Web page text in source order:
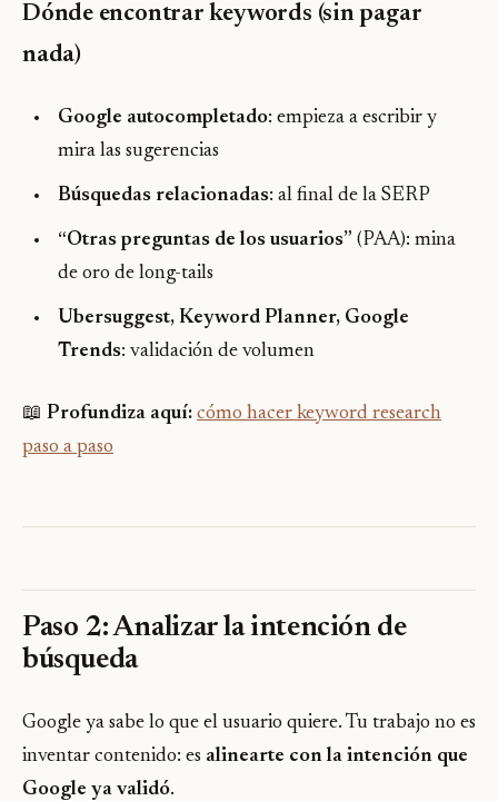
Dónde encontrar keywords (sin pagar
nada)
Google autocompletado: empieza a escribir y
mira las sugerencias
Búsquedas relacionadas: al final de la SERP
“Otras preguntas de los usuarios” (PAA): mina
de oro de long-tails
Ubersuggest, Keyword Planner, Google
Trends: validación de volumen
📖 Profundiza aquí: cómo hacer keyword research
paso a paso
Paso 2: Analizar la intención de
búsqueda
Google ya sabe lo que el usuario quiere. Tu trabajo no es
inventar contenido: es alinearte con la intención que
Google ya validó.